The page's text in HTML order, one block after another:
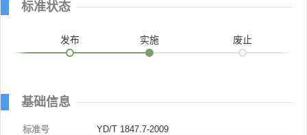
标准状态
发布 实施 废止
基础信息
标准号
YD/T 1847.7-2009